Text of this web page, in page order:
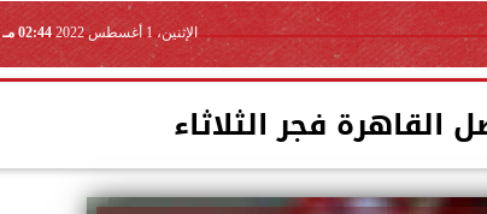
الإثنين، 1 أغسطس 2022 02:44 مـ
القاهرة فجر الثلاثاء